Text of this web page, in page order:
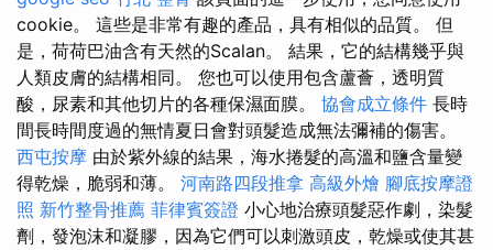
cookie。 這些是非常有趣的產品，具有相似的品質。 但
是，荷荷巴油含有天然的Scalan。 結果，它的結構幾乎與
人類皮膚的結構相同。 您也可以使用包含蘆薈，透明質
酸，尿素和其他切片的各種保濕面膜。 協會成立條件 長時
間長時間度過的無情夏日會對頭髮造成無法彌補的傷害。
西屯按摩 由於紫外線的結果，海水捲髮的高溫和鹽含量變
得乾燥，脆弱和薄。 河南路四段推拿 高級外燴 腳底按摩證
照 新竹整骨推薦 菲律賓簽證 小心地治療頭髮惡作劇，染髮
劑，發泡沫和凝膠，因為它們可以刺激頭皮，乾燥或使其甚